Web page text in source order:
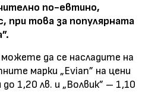
по-евтино,
при това за популярната
да се насладите на
марки „Evian” на цени
1,20 лв. и „Волвик” – 1,10